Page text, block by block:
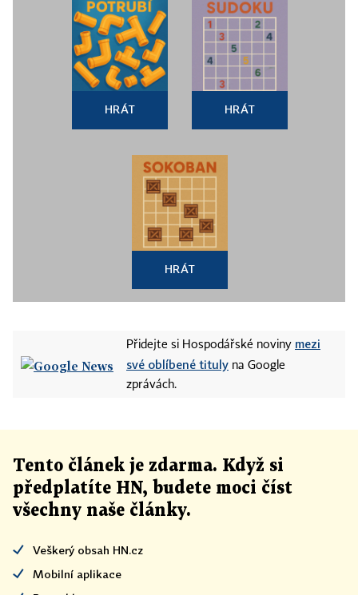
HRÁT HRÁT
HRÁT
Přidejte si Hospodářské noviny mezi
své oblíbené tituly na Google
zprávách.
Tento článek je zdarma. Když si
předplatíte HN, budete moci číst
všechny naše články.
Veškerý obsah HN.cz
Mobilní aplikace